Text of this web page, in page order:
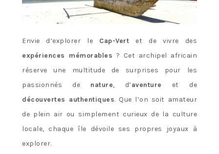
Envie d’explorer le Cap-Vert et de vivre des
expériences mémorables ? Cet archipel africain
réserve une multitude de surprises pour les
passionnés de nature, d’aventure
et de
découvertes authentiques. Que l’on soit amateur
de plein air ou simplement curieux de la culture
locale, chaque île dévoile ses propres joyaux à
explorer.